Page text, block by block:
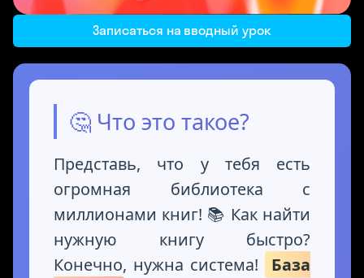
Записаться на вводный урок
🤔 Что это такое?
Представь, что у тебя есть
огромная библиотека с
миллионами книг! 📚 Как найти
нужную книгу быстро?
Конечно, нужна система!
База